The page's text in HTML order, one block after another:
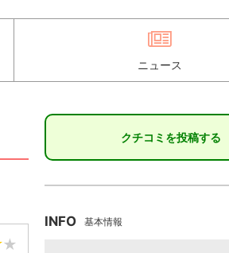
ニュース
★
クチコミを投稿する
INFO 基本情報